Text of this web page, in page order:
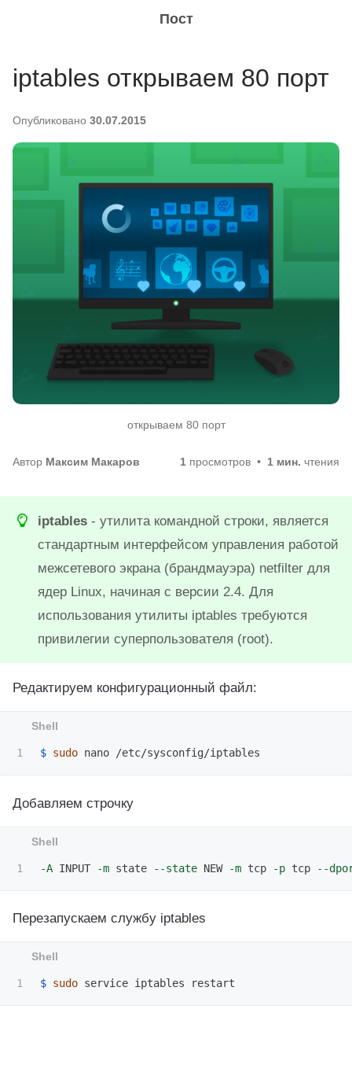
Пост
iptables открываем 80 порт
Опубликовано 30.07.2015
открываем 80 порт
Автор Максим Макаров 1 просмотров 1 мин. чтения
iptables - утилита командной строки, является
стандартным интерфейсом управления работой
межсетевого экрана (брандмауэра) netfilter для
ядер Linux, начиная с версии 2.4. Для
использования утилиты iptables требуются
привилегии суперпользователя (root).
Редактируем конфигурационный файл:
$ sudo
Добавляем строчку
-A INPUT -m state --state NEW -m tcp -p tcp --
Перезапускаем службу iptables
$ sudo